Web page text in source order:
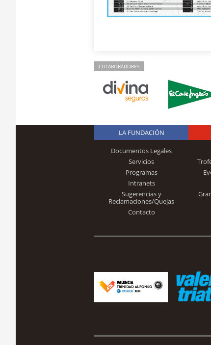
COLABORADORES
LA FUNDACIÓN
Documentos Legales
Servicios
Programas
Intranets
Sugerencias y
Reclamaciones/Quejas
Contacto